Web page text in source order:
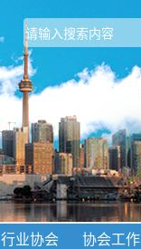
行业协会 协会工作